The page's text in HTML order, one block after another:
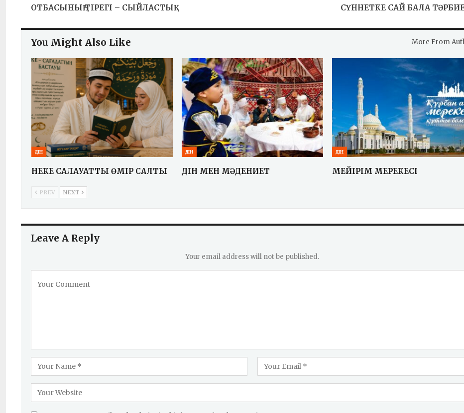
ОТБАСЫНЫҢ ТІРЕГІ – СЫЙЛАСТЫҚ СҮННЕТКЕ САЙ БАЛА
You Might Also Like More From
ДІН
НЕКЕ САЛАУАТТЫ ӨМІР САЛТЫ
ДІН
ДІН МЕН МӘДЕНИЕТ
ДІН
МЕЙІРІМ МЕРЕКЕСІ
PREV NEXT
Leave A Reply
Your email address will not be published.